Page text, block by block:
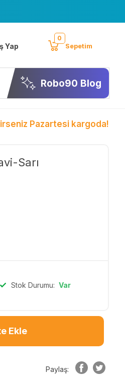
Yap
0
Sepetim
Robo90 Blog
Pazartesi kargoda!
Sarı
Stok Durumu:Var
Ekle
Paylaş: